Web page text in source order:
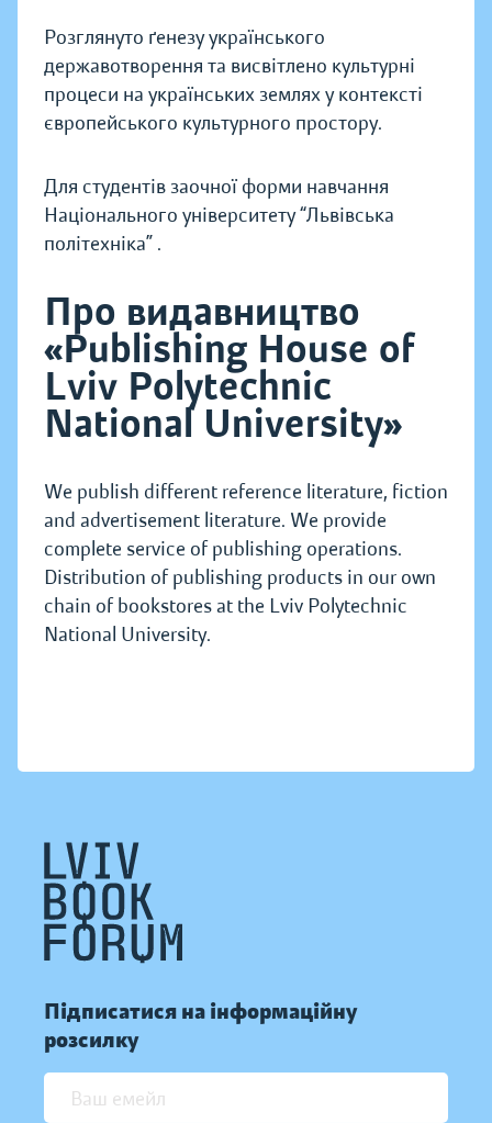
Розглянуто ґенезу українського
державотворення та висвітлено культурні
процеси на українських землях у контексті
європейського культурного простору.
Для студентів заочної форми навчання
Національного університету “Львівська
політехніка” .
Про видавництво
«Publishing House of
Lviv Polytechnic
National University»
We publish different reference literature, fiction
and advertisement literature. We provide
complete service of publishing operations.
Distribution of publishing products in our own
chain of bookstores at the Lviv Polytechnic
National University.
Підписатися на інформаційну
розсилку